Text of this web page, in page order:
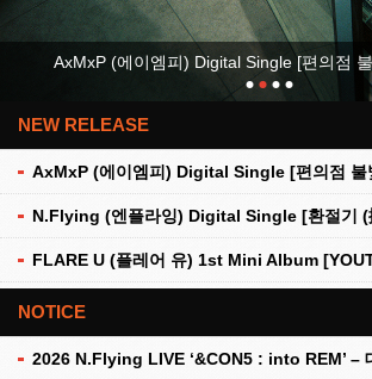
AxMxP (에이엠피) Digital Single [편의점
NEW RELEASE
AxMxP (에이엠피) Digital Single [편의점
N.Flying (엔플라잉) Digital Single [환절기 (
NOTICE